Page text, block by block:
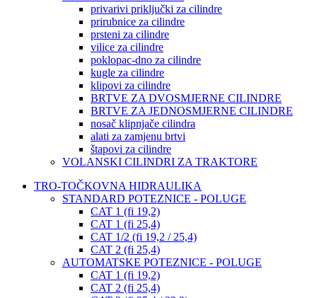
privarivi priključki za cilindre
prirubnice za cilindre
prsteni za cilindre
vilice za cilindre
poklopac-dno za cilindre
kugle za cilindre
klipovi za cilindre
BRTVE ZA DVOSMJERNE CILINDRE
BRTVE ZA JEDNOSMJERNE CILINDRE
nosač klipnjače cilindra
alati za zamjenu brtvi
štapovi za cilindre
VOLANSKI CILINDRI ZA TRAKTORE
TRO-TOČKOVNA HIDRAULIKA
STANDARD POTEZNICE - POLUGE
CAT 1 (fi 19,2)
CAT 1 (fi 25,4)
CAT 1/2 (fi 19,2 / 25,4)
CAT 2 (fi 25,4)
AUTOMATSKE POTEZNICE - POLUGE
CAT 1 (fi 19,2)
CAT 2 (fi 25,4)